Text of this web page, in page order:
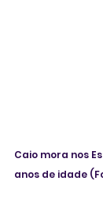
Caio mora nos
anos de idade